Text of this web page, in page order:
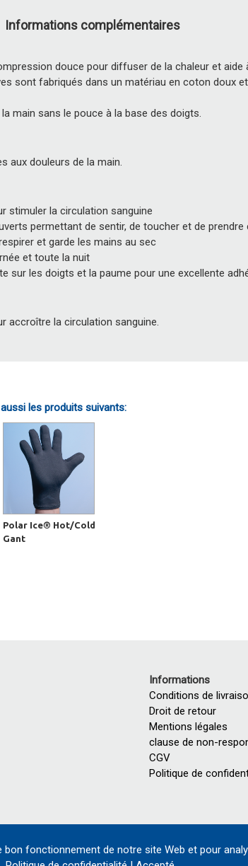
Informations complémentaires
douce pour diffuser de la chaleur et
sont fabriqués dans un matériau en coton doux
main sans le pouce à la base des doigts.
aux douleurs de la main.
stimuler la circulation sanguine
permettant de sentir, de toucher et de prendre
et garde les mains au sec
et toute la nuit
sur les doigts et la paume pour une excellente
accroître la circulation sanguine.
les produits suivants:
Polar Ice® Hot/Cold
Gant
Informations
Conditions de
Droit de retour
Mentions légales
clause de non-
CGV
Politique de
fonctionnement de notre site Web et pour